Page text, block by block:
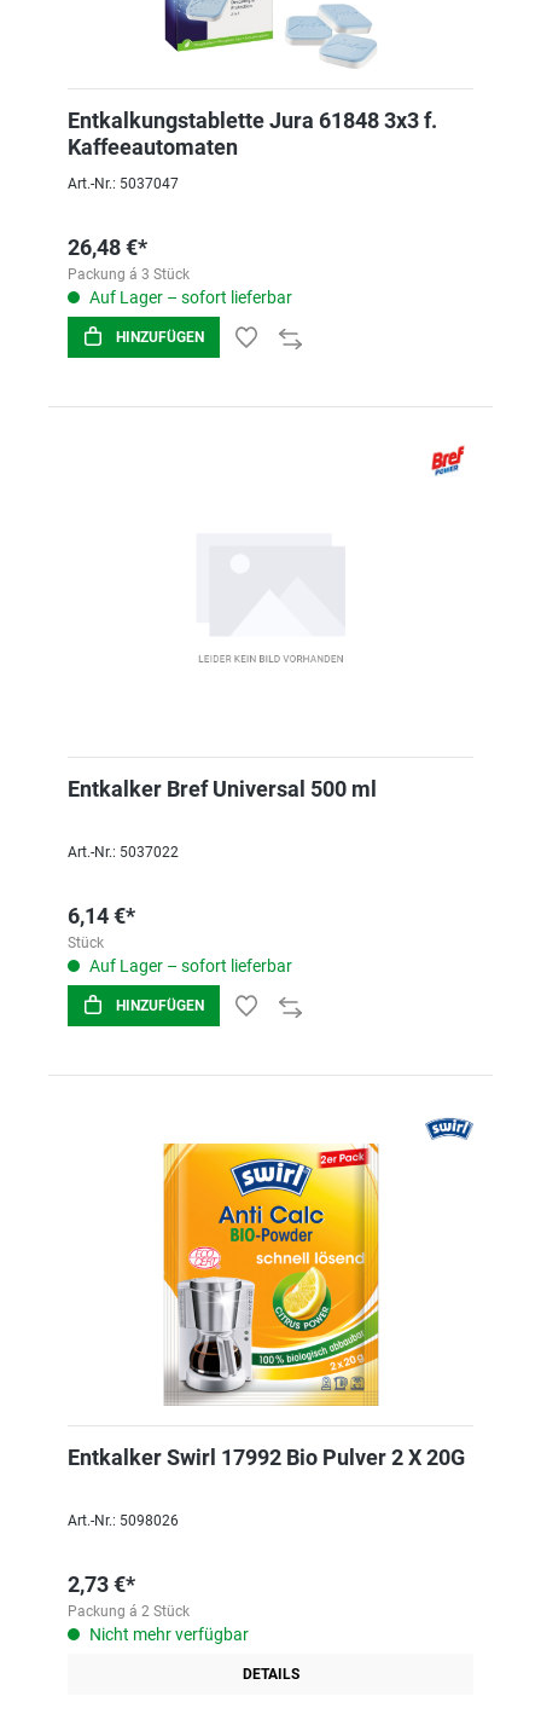
Entkalkungstablette Jura 61848 3x3 f.
Kaffeeautomaten
Art.-Nr.: 5037047
26,48 €*
Packung á 3 Stück
Auf Lager – sofort lieferbar
HINZUFÜGEN
Entkalker Bref Universal 500 ml
Art.-Nr.: 5037022
6,14 €*
Stück
Auf Lager – sofort lieferbar
HINZUFÜGEN
Entkalker Swirl 17992 Bio Pulver 2 X 20G
Art.-Nr.: 5098026
2,73 €*
Packung á 2 Stück
Nicht mehr verfügbar
DETAILS